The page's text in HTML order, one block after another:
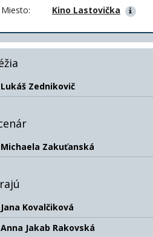
Miesto:
Kino Lastovička
Lukáš Zednikovič
Michaela Zakuťanská
Jana Kovalčiková
Anna Jakab Rakovská